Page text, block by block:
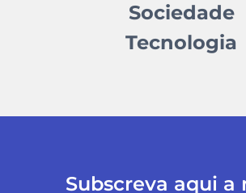
Sociedade
Tecnologia
Subscreva aqui a